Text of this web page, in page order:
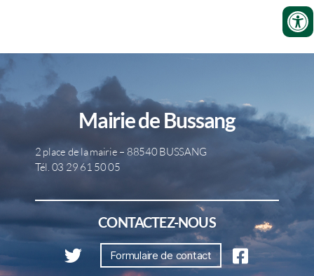
Mairie de Bussang
2 place de la mairie – 88540 BUSSANG
Tél. 03 29 61 50 05
CONTACTEZ-NOUS
Formulaire de contact